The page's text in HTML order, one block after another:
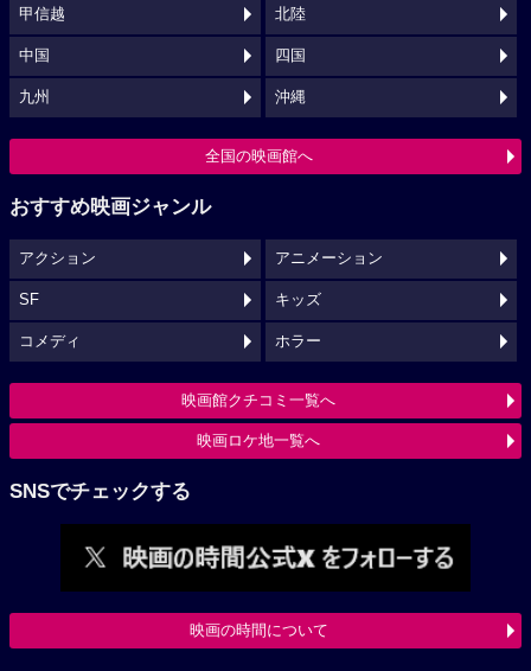
甲信越 北陸
中国 四国
九州 沖縄
全国の映画館へ
おすすめ映画ジャンル
アクション アニメーション
SF キッズ
コメディ ホラー
映画館クチコミ一覧へ
映画ロケ地一覧へ
SNSでチェックする
映画の時間について